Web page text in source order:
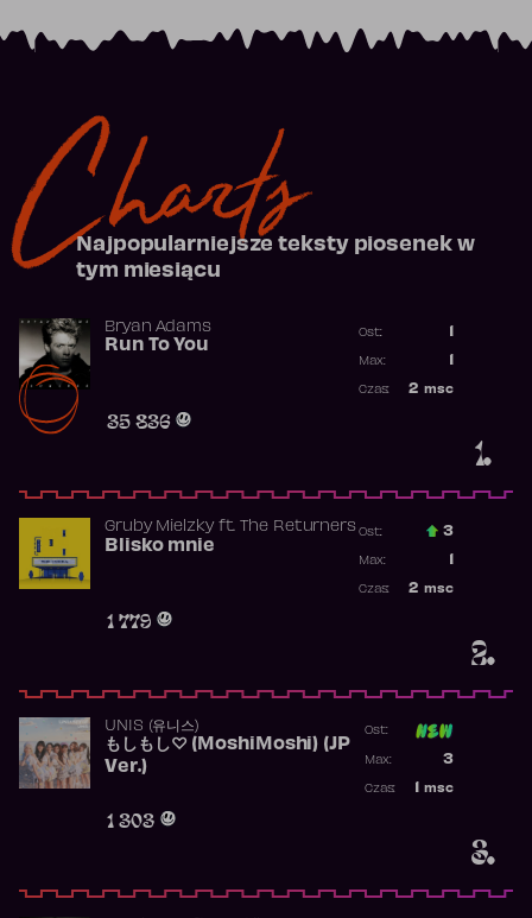
Charts
Najpopularniejsze teksty piosenek w
tym miesiącu
1.
Bryan Adams
Run To You
35 836
Ost.:
Max:
2 msc
Czas:
2.
Gruby Mielzkyft. The Returners
Blisko mnie
1 779
Ost.: 3
Max:
2 msc
Czas:
3.
UNIS (유니스)
もしもし♡ (MoshiMoshi) (JP
Ver.)
1 303
Ost:
3
Max:
msc
Czas: